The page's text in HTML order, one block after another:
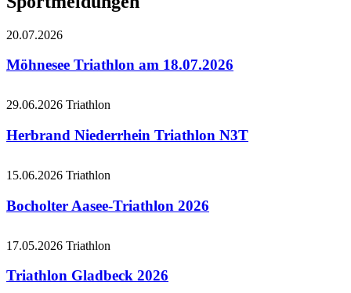
20.07.2026
Möhnesee Triathlon am 18.07.2026
29.06.2026 Triathlon
Herbrand Niederrhein Triathlon N3T
15.06.2026 Triathlon
Bocholter Aasee-Triathlon 2026
17.05.2026 Triathlon
Triathlon Gladbeck 2026